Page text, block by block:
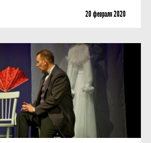
20 февраля 2020